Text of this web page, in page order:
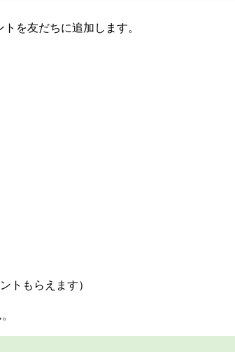
を友だちに追加します。
トもらえます）